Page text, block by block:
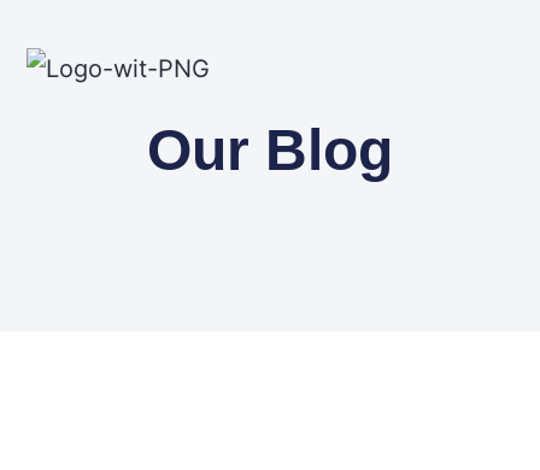
Our Blog